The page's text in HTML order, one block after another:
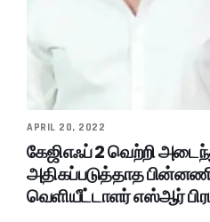
APRIL 20, 2022
கேஜிஎஃப் 2 வெற்றி
அதிகப்படுத்தாத
வெளியீட்டாளர் எஸ்ஆர்